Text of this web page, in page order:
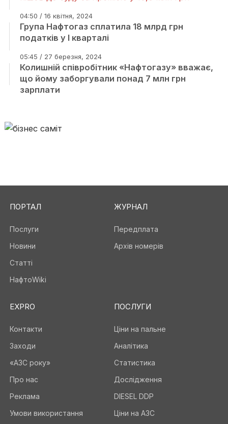
04:50 / 16 квітня, 2024
Група Нафтогаз сплатила 18 млрд грн
податків у І кварталі
05:45 / 27 березня, 2024
Колишній співробітник «Нафтогазу» вважає,
що йому заборгували понад 7 млн грн
зарплати
ПОРТАЛ
Послуги
Новини
Статті
НафтоWiki
ЖУРНАЛ
Передплата
Архів номерів
EXPRO
Контакти
Заходи
«АЗС року»
Про нас
Реклама
Умови використання
ПОСЛУГИ
Ціни на пальне
Аналітика
Статистика
Дослідження
DIESEL DDP
Ціни на АЗС